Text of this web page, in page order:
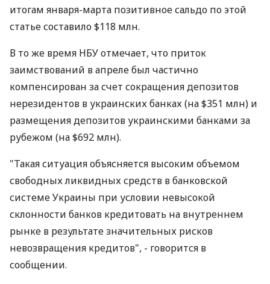
итогам января-марта позитивное сальдо по этой
статье составило $118 млн.
В то же время НБУ отмечает, что приток
заимствований в апреле был частично
компенсирован за счет сокращения депозитов
нерезидентов в украинских банках (на $351 млн) и
размещения депозитов украинскими банками за
рубежом (на $692 млн).
"Такая ситуация объясняется высоким объемом
свободных ликвидных средств в банковской
системе Украины при условии невысокой
склонности банков кредитовать на внутреннем
рынке в результате значительных рисков
невозвращения кредитов", - говорится в
сообщении.